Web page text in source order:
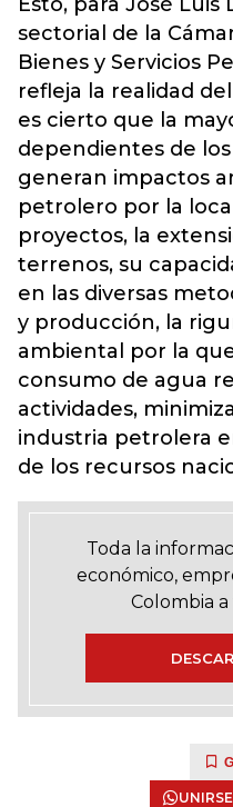
sectorial de la
Bienes y Servicios
refleja la realidad
es cierto que la
dependientes de
generan impactos
petrolero por la
proyectos, la
terrenos, su
en las diversas
y producción, la
ambiental por la
consumo de agua
actividades,
industria petrolera
de los recursos
Toda la
económico,
Colombia